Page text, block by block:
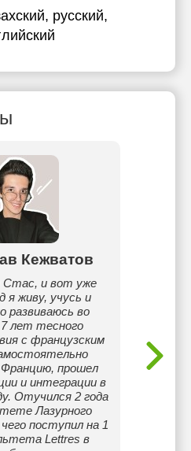
, русский,
Кежватов
Стас, и вот уже
я живу, учусь и
развиваюсь во
лет тесного
с французским
Францию, прошел
и интеграции в
Отучился 2 года
Лазурного
поступил на 1
Lettres в